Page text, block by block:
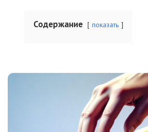
Содержание показать